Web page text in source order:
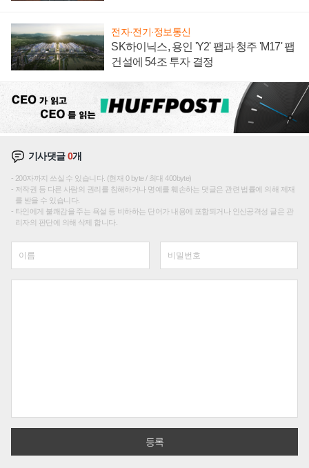
전자·전기·정보통신
SK하이닉스, 용인 'Y2' 팹과 청주 'M17' 팹
건설에 54조 투자 결정
기사댓글0개
200자까지 쓰실 수 있습니다. (현재 0 byte / 최대 400byte)
저작권 등 다른 사람의 권리를 침해하거나 명예를 훼손하는 댓글은 관련 법률에 의해 제재
를 받을 수 있습니다.
타인에게 불쾌감을 주는 욕설 등 비하하는 단어가 내용에 포함되거나 인신공격성 글은 관
리자의 판단에 의해 삭제 합니다.